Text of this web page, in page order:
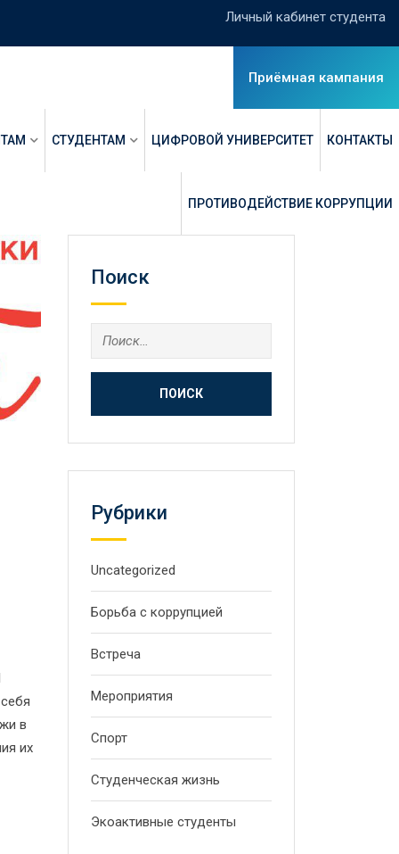
Личный кабинет студента
Приёмная кампания
СТУДЕНТАМ ЦИФРОВОЙ УНИВЕРСИТЕТ КОНТАКТЫ
ПРОТИВОДЕЙСТВИЕ КОРРУПЦИИ
в
их
Поиск
Найти:
Рубрики
Uncategorized
Борьба с коррупцией
Встреча
Мероприятия
Спорт
Студенческая жизнь
Экоактивные студенты